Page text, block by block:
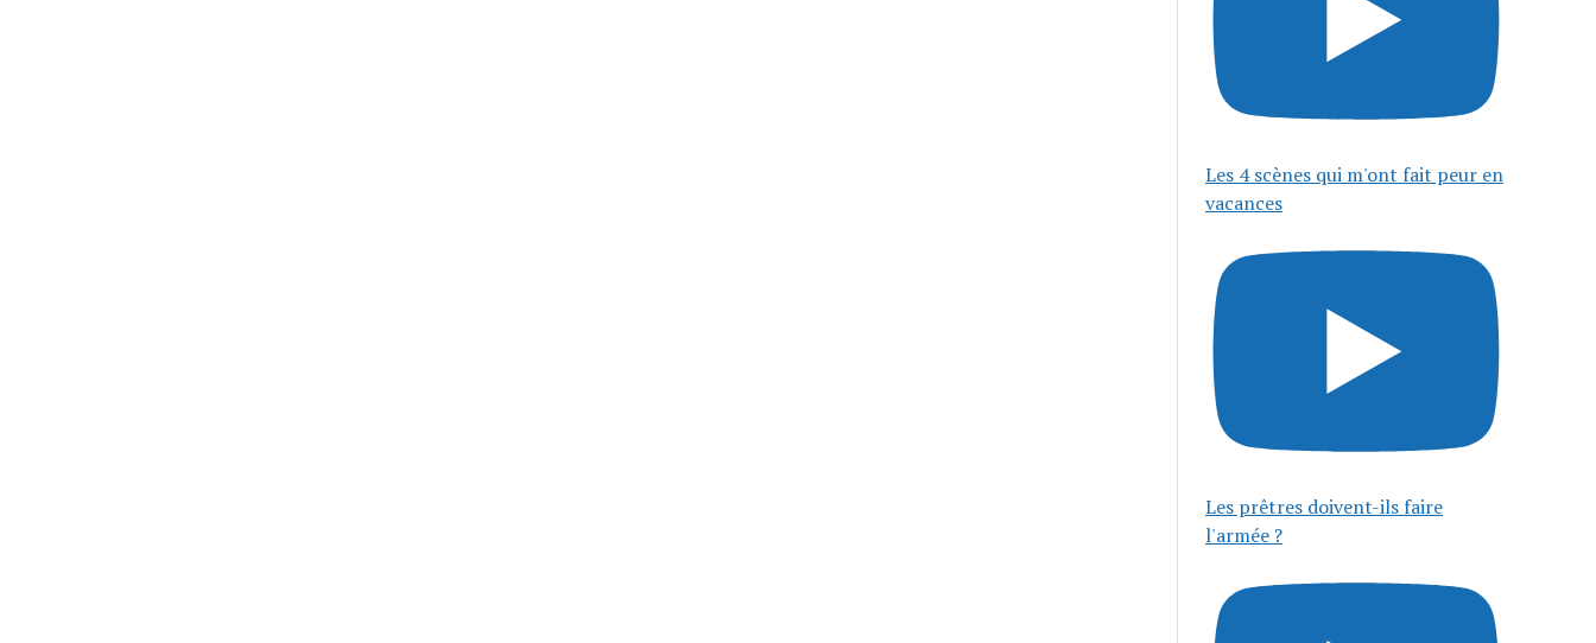
Les 4 scènes qui m'ont fait peur en
vacances
Les prêtres doivent-ils faire
l'armée ?